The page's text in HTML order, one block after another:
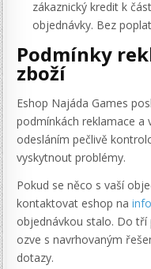
zákaznický kredit k
objednávky. Bez
Podmínky
zboží
Eshop Najáda Games
podmínkách reklamace a
odesláním pečlivě
vyskytnout problémy.
Pokud se něco s vaší
kontaktovat eshop na
objednávkou stalo. Do tří
ozve s navrhovaným
dotazy.